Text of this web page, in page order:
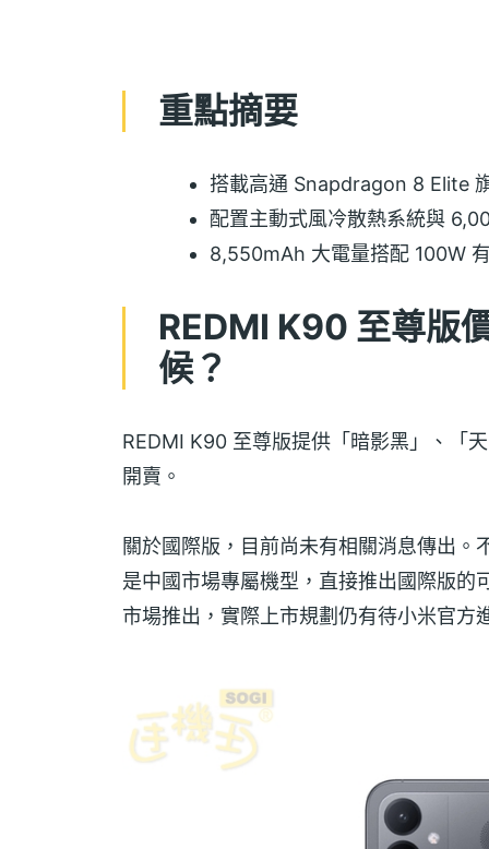
重點摘要
搭載高通 Snapdragon 8 Elite
配置主動式風冷散熱系統與
8,550mAh 大電量搭配 100W
REDMI K90 至尊版
候？
REDMI K90 至尊版提供「暗影黑」、「
開賣。
關於國際版，目前尚未有相關消息傳出。
是中國市場專屬機型，直接推出國際版的
市場推出，實際上市規劃仍有待小米官方